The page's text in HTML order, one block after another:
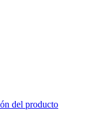
del producto